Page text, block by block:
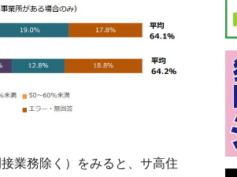
業務除く）をみると、サ高住